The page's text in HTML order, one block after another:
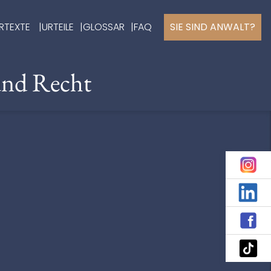
URTEILE GLOSSAR FAQ SIE SIND ANWALT?
Recht